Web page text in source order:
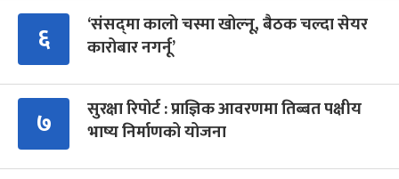
६
‘संसद्‍मा कालो चस्मा खोल्नू, बैठक चल्दा सेयर
कारोबार नगर्नू’
७
सुरक्षा रिपोर्ट : प्राज्ञिक आवरणमा तिब्बत पक्षीय
भाष्य निर्माणको योजना